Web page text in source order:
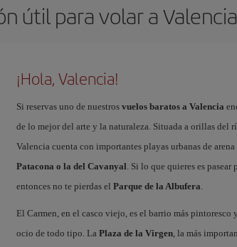
útil para volar a Valencia
¡Hola, Valencia!
Si reservas uno de nuestros vuelos baratos a Valencia
de lo mejor del arte y la naturaleza. Situada a orillas del
Valencia cuenta con importantes playas urbanas de
Patacona o la del Cavanyal. Si lo que quieres es pasear
entonces no te pierdas el Parque de la Albufera.
El Carmen, en el casco viejo, es el barrio más
ocio de todo tipo. La Plaza de la Virgen, la más